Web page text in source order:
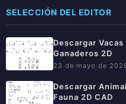
SELECCIÓN DEL EDITOR
Descargar
Ganaderos 2D
23 de mayo de
Descargar
Fauna 2D CAD